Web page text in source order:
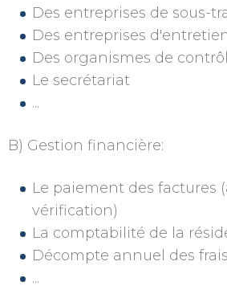
Des entreprises de sous-
Des entreprises
Des organismes de
Le secrétariat
...
B) Gestion financière:
Le paiement des factures
vérification)
La comptabilité de la
Décompte annuel des
...